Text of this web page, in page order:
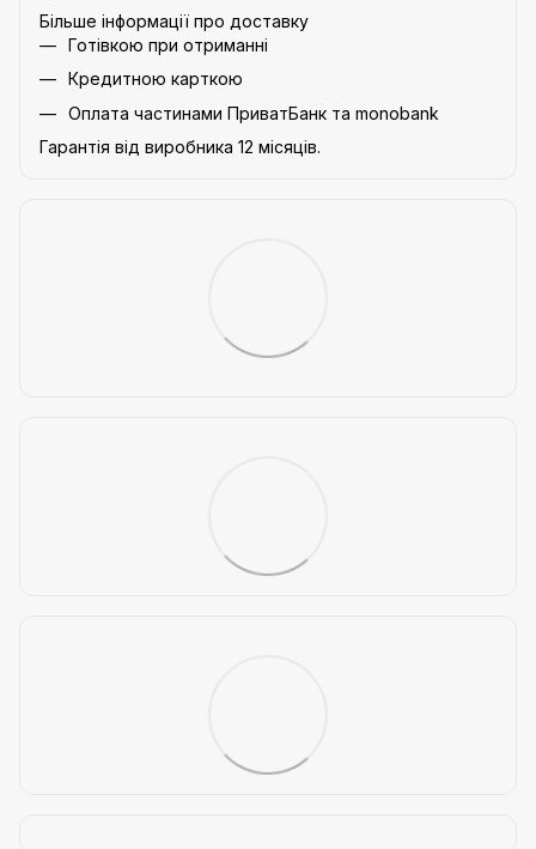
Більше інформації про доставку
Готівкою при отриманні
Кредитною карткою
Оплата частинами ПриватБанк та monobank
Гарантія від виробника 12 місяців.